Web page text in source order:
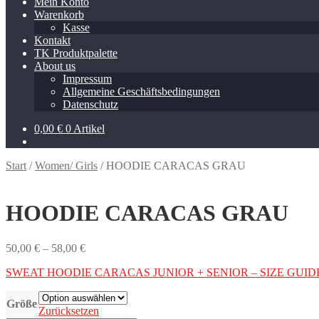
Warenkorb
Kasse
Kontakt
TK Produktpalette
About us
Impressum
Allgemeine Geschäftsbedingungen
Datenschutz
0,00 € 0 Artikel
Start /Women/ Girls /HOODIE CARACAS GRAU
HOODIE CARACAS GRAU
50,00 € – 58,00 €Preisspanne:
bis
SWEAT HOODIE CARACAS JUNIOR + SENIOR – SIZE
Größe
Zurücksetzen